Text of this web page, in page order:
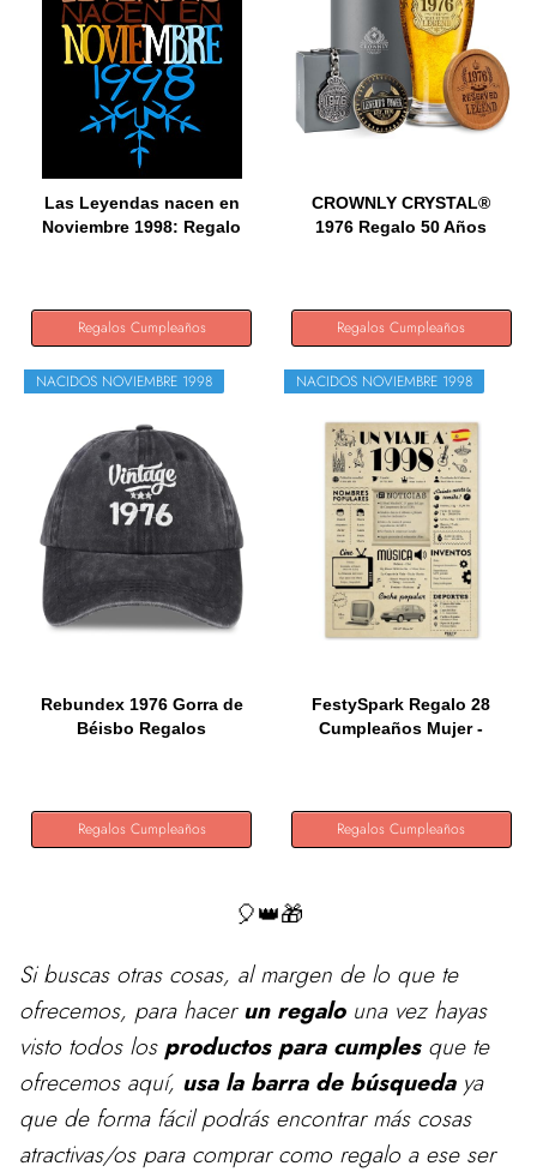
Las Leyendas nacen en
Noviembre 1998: Regalo
Regalos Cumpleaños
CROWNLY CRYSTAL®
1976 Regalo 50 Años
Regalos Cumpleaños
NACIDOS NOVIEMBRE 1998
Rebundex 1976 Gorra de
Béisbo Regalos
Regalos Cumpleaños
NACIDOS NOVIEMBRE 1998
FestySpark Regalo 28
Cumpleaños Mujer -
Regalos Cumpleaños
🎈👑🎁
Si buscas otras cosas, al margen de lo que te
ofrecemos, para hacerun regalouna vez hayas
visto todos los productos para cumplesque te
ofrecemos aquí, usa la barra de búsquedaya
que de forma fácil podrás encontrar más cosas
atractivas/os para comprar como regalo a ese ser